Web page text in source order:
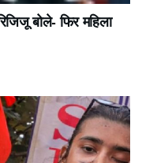
बोले- फिर महिला